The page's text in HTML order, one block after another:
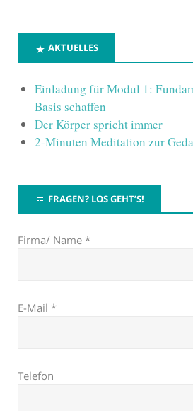
AKTUELLES
Einladung für Modul 1:
Basis schaffen
Der Körper spricht immer
2-Minuten Meditation zur
FRAGEN? LOS GEHT’S!
Firma/ Name *
E-Mail *
Telefon